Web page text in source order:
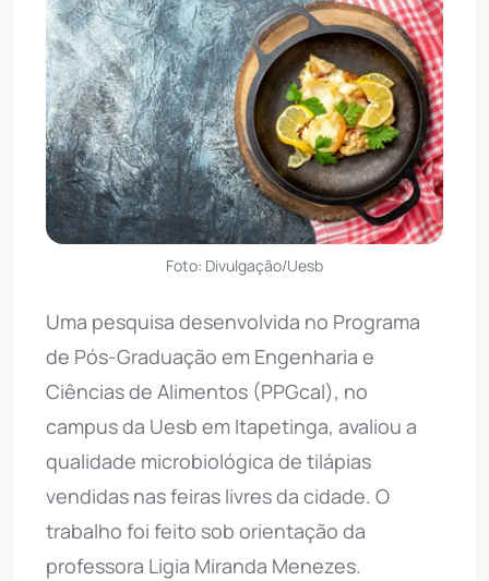
Foto: Divulgação/Uesb
Uma pesquisa desenvolvida no Programa
de Pós-Graduação em Engenharia e
Ciências de Alimentos (PPGcal), no
campus da Uesb em Itapetinga, avaliou a
qualidade microbiológica de tilápias
vendidas nas feiras livres da cidade. O
trabalho foi feito sob orientação da
professora Ligia Miranda Menezes.